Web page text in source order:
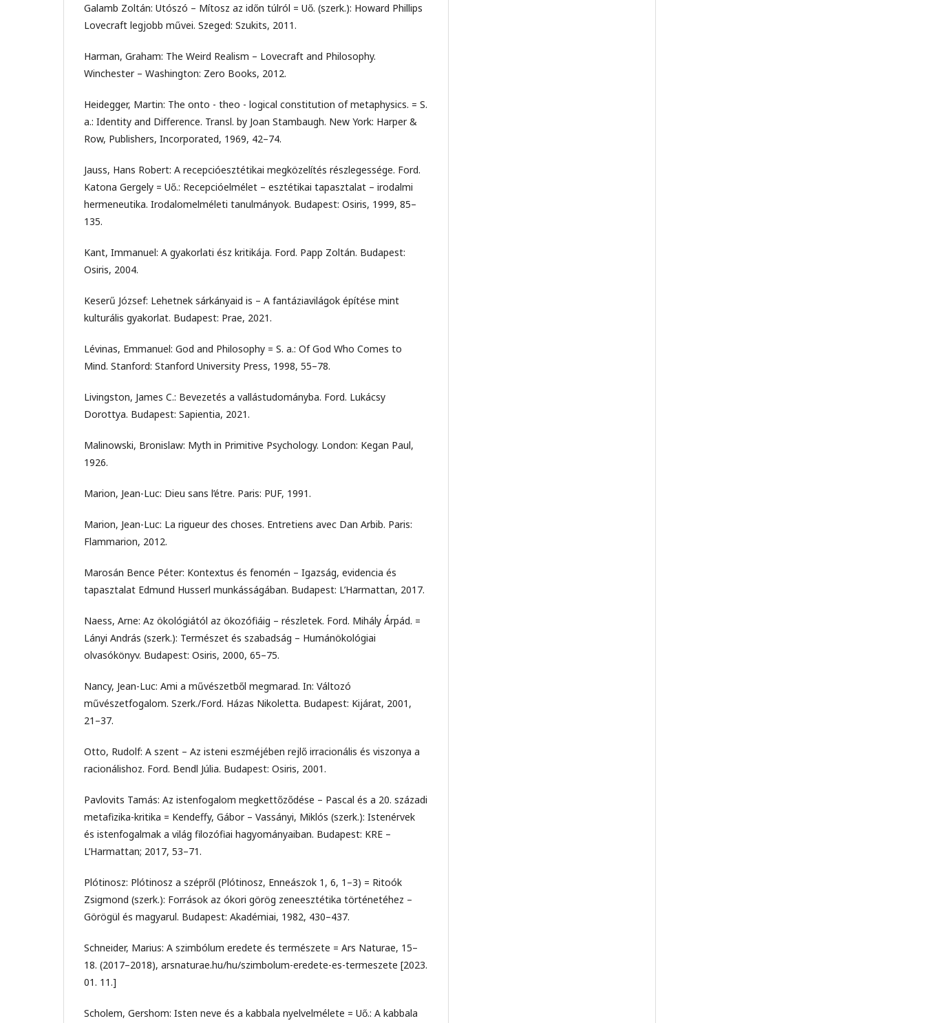
Galamb Zoltán: Utószó – Mítosz az időn túlról = Uő. (szerk.): Howard Phillips
Lovecraft legjobb művei. Szeged: Szukits, 2011.
Harman, Graham: The Weird Realism – Lovecraft and Philosophy.
Winchester – Washington: Zero Books, 2012.
Heidegger, Martin: The onto - theo - logical constitution of metaphysics. = S.
a.: Identity and Difference. Transl. by Joan Stambaugh. New York: Harper &
Row, Publishers, Incorporated, 1969, 42–74.
Jauss, Hans Robert: A recepcióesztétikai megközelítés részlegessége. Ford.
Katona Gergely = Uő.: Recepcióelmélet – esztétikai tapasztalat – irodalmi
hermeneutika. Irodalomelméleti tanulmányok. Budapest: Osiris, 1999, 85–
135.
Kant, Immanuel: A gyakorlati ész kritikája. Ford. Papp Zoltán. Budapest:
Osiris, 2004.
Keserű József: Lehetnek sárkányaid is – A fantáziavilágok építése mint
kulturális gyakorlat. Budapest: Prae, 2021.
Lévinas, Emmanuel: God and Philosophy = S. a.: Of God Who Comes to
Mind. Stanford: Stanford University Press, 1998, 55–78.
Livingston, James C.: Bevezetés a vallástudományba. Ford. Lukácsy
Dorottya. Budapest: Sapientia, 2021.
Malinowski, Bronislaw: Myth in Primitive Psychology. London: Kegan Paul,
1926.
Marion, Jean-Luc: Dieu sans l’étre. Paris: PUF, 1991.
Marion, Jean-Luc: La rigueur des choses. Entretiens avec Dan Arbib. Paris:
Flammarion, 2012.
Marosán Bence Péter: Kontextus és fenomén – Igazság, evidencia és
tapasztalat Edmund Husserl munkásságában. Budapest: L’Harmattan, 2017.
Naess, Arne: Az ökológiától az ökozófiáig – részletek. Ford. Mihály Árpád. =
Lányi András (szerk.): Természet és szabadság – Humánökológiai
olvasókönyv. Budapest: Osiris, 2000, 65–75.
Nancy, Jean-Luc: Ami a művészetből megmarad. In: Változó
művészetfogalom. Szerk./Ford. Házas Nikoletta. Budapest: Kijárat, 2001,
21–37.
Otto, Rudolf: A szent – Az isteni eszméjében rejlő irracionális és viszonya a
racionálishoz. Ford. Bendl Júlia. Budapest: Osiris, 2001.
Pavlovits Tamás: Az istenfogalom megkettőződése – Pascal és a 20. századi
metafizika-kritika = Kendeffy, Gábor – Vassányi, Miklós (szerk.): Istenérvek
és istenfogalmak a világ filozófiai hagyományaiban. Budapest: KRE –
L’Harmattan; 2017, 53–71.
Plótinosz: Plótinosz a szépről (Plótinosz, Enneászok 1, 6, 1–3) = Ritoók
Zsigmond (szerk.): Források az ókori görög zeneesztétika történetéhez –
Görögül és magyarul. Budapest: Akadémiai, 1982, 430–437.
Schneider, Marius: A szimbólum eredete és természete = Ars Naturae, 15–
18. (2017–2018), arsnaturae.hu/hu/szimbolum-eredete-es-termeszete [2023.
01. 11.]
Scholem, Gershom: Isten neve és a kabbala nyelvelmélete = Uő.: A kabbala